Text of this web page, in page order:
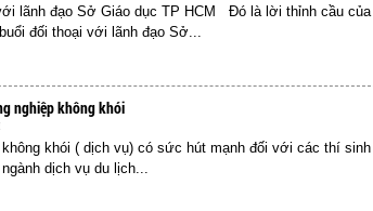
lãnh đạo Sở Giáo dục TP HCM Đó là lời thỉnh cầu của
đối thoại với lãnh đạo Sở...
nghiệp không khói
không khói ( dịch vụ) có sức hút mạnh đối với các thí sinh
dịch vụ du lịch...